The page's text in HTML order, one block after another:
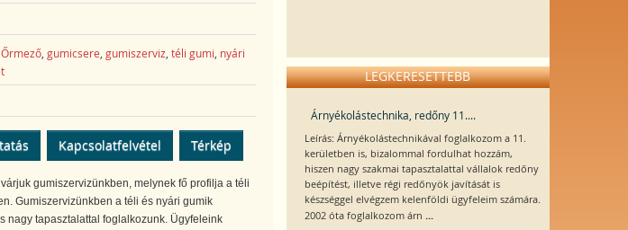
, gumicsere, gumiszerviz, téli gumi, nyári
Kapcsolatfelvétel Térkép
gumiszervizünkben, melynek fő profilja a téli
Gumiszervizünkben a téli és nyári gumik
nagy tapasztalattal foglalkozunk. Ügyfeleink
LEGKERESETTEBB
Árnyékolástechnika, redőny 11....
Leírás: Árnyékolástechnikával foglalkozom a 11.
kerületben is, bizalommal fordulhat hozzám,
hiszen nagy szakmai tapasztalattal vállalok redőny
beépítést, illetve régi redőnyök javítását is
készséggel elvégzem kelenföldi ügyfeleim számára.
2002 óta foglalkozom árn ...